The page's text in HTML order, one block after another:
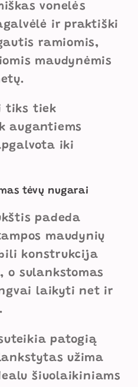
vonelės
ir praktiški
ramiomis,
maudynėmis
tiks tiek
augantiems
iki
tėvų nugarai
padeda
maudynių
konstrukcija
o sulankstomas
laikyti net ir
patogią
užima
šiuolaikiniams